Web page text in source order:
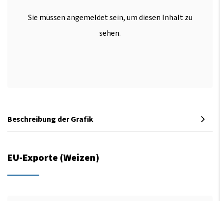
Sie müssen angemeldet sein, um diesen Inhalt zu
sehen.
Beschreibung der Grafik
EU-Exporte (Weizen)